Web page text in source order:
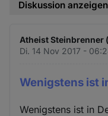
Diskussion anzeigen
Atheist Steinbrenner
Di. 14 Nov 2017 -
Wenigstens ist
Wenigstens ist in